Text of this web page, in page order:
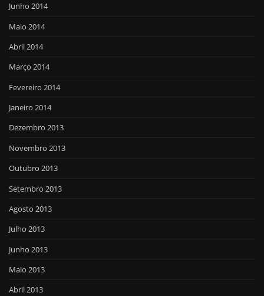
Junho 2014
Maio 2014
Abril 2014
Março 2014
Fevereiro 2014
Janeiro 2014
Dezembro 2013
Novembro 2013
Outubro 2013
Setembro 2013
Agosto 2013
Julho 2013
Junho 2013
Maio 2013
Abril 2013